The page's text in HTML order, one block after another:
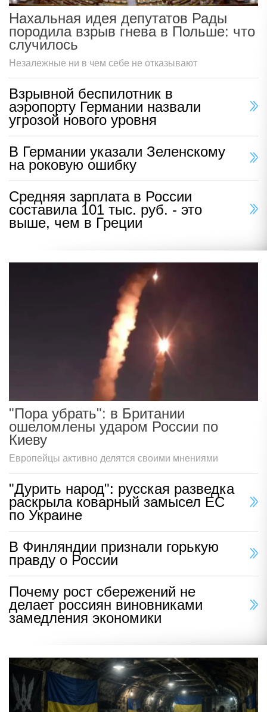
Нахальная идея депутатов Рады
породила взрыв гнева в Польше: что
случилось
Незалежные ни в чем себе не отказывают
Взрывной беспилотник в
аэропорту Германии назвали
угрозой нового уровня
В Германии указали Зеленскому
на роковую ошибку
Средняя зарплата в России
составила 101 тыс. руб. - это
выше, чем в Греции
"Пора убрать": в Британии
ошеломлены ударом России по
Киеву
Европейцы активно делятся своими мнениями
"Дурить народ": русская разведка
раскрыла коварный замысел ЕС
по Украине
В Финляндии признали горькую
правду о России
Почему рост сбережений не
делает россиян виновниками
замедления экономики